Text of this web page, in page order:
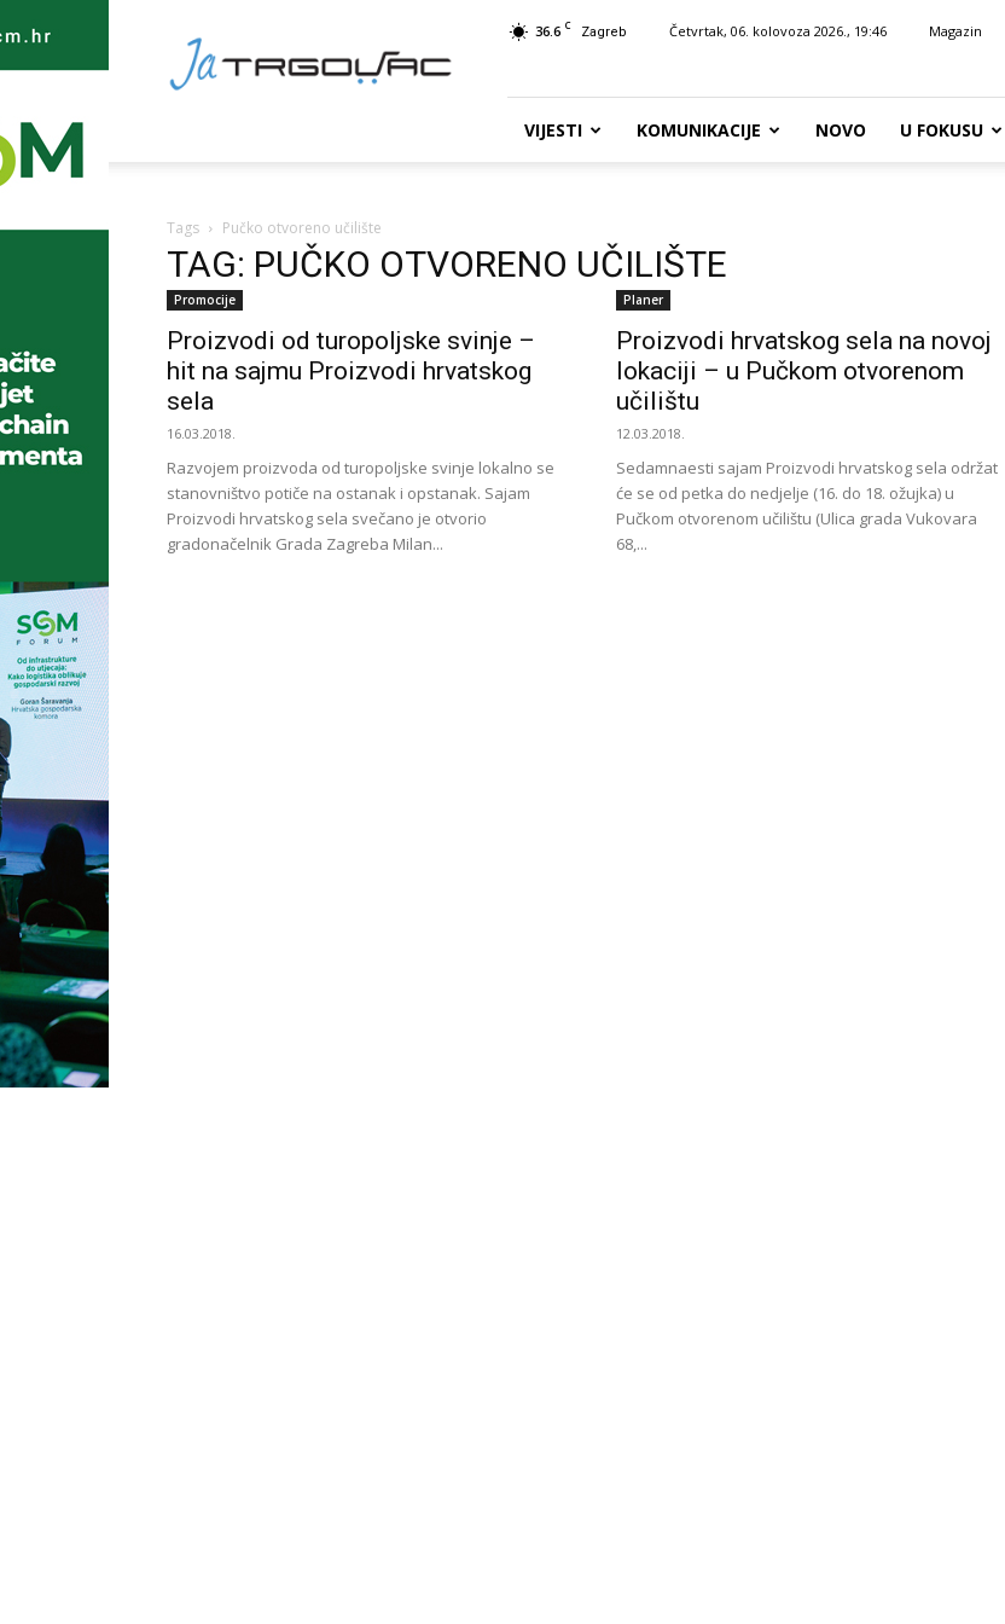
TRGOVAC
36.6 C Zagreb Četvrtak, 06. kolovoza 2026., 19:46 Magazin
VIJESTI KOMUNIKACIJE NOVO U FOKUSU
Tags Pučko otvoreno učilište
TAG: PUČKO OTVORENO UČILIŠTE
Promocije
Proizvodi od turopoljske svinje –
hit na sajmu Proizvodi hrvatskog
sela
16.03.2018.
Razvojem proizvoda od turopoljske svinje lokalno se
stanovništvo potiče na ostanak i opstanak. Sajam
Proizvodi hrvatskog sela svečano je otvorio
gradonačelnik Grada Zagreba Milan...
Planer
Proizvodi hrvatskog sela na novoj
lokaciji – u Pučkom otvorenom
učilištu
12.03.2018.
Sedamnaesti sajam Proizvodi hrvatskog sela održat
će se od petka do nedjelje (16. do 18. ožujka) u
Pučkom otvorenom učilištu (Ulica grada Vukovara
68,...